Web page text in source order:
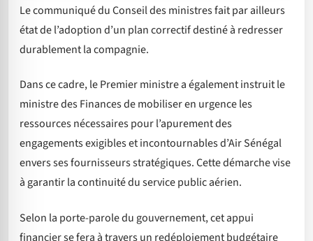
Le communiqué du Conseil des ministres fait par ailleurs
état de l’adoption d’un plan correctif destiné à redresser
durablement la compagnie.
Dans ce cadre, le Premier ministre a également instruit le
ministre des Finances de mobiliser en urgence les
ressources nécessaires pour l’apurement des
engagements exigibles et incontournables d’Air Sénégal
envers ses fournisseurs stratégiques. Cette démarche vise
à garantir la continuité du service public aérien.
Selon la porte-parole du gouvernement, cet appui
financier se fera à travers un redéploiement budgétaire